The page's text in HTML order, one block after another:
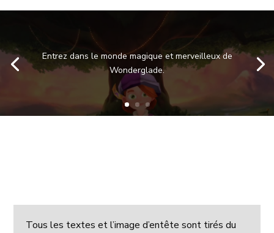
Entrez dans le monde magique et merveilleux de
Wonderglade.
Tous les textes et l’image d’entête sont tirés du